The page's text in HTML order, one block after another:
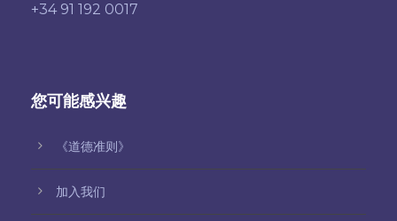
+34 91 192 0017
您可能感兴趣
《道德准则》
加入我们